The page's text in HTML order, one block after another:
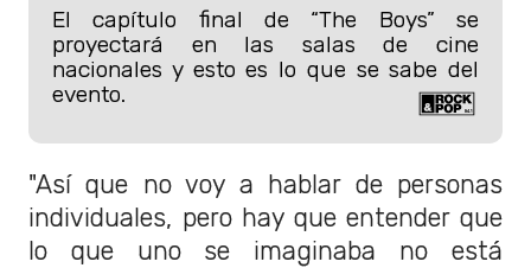
El capítulo final de “The Boys” se
proyectará en las salas de cine
nacionales y esto es lo que se sabe del
evento.
"Así que no voy a hablar de personas
individuales, pero hay que entender que
lo que uno se imaginaba no está